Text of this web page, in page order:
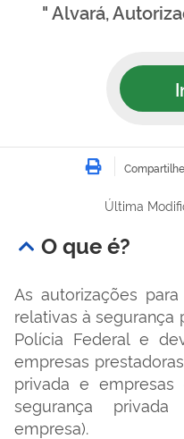
" Alvará,
Imprimir
Última
O que é?
As autorizações
relativas à segurança
Polícia Federal e
empresas
privada e
segurança
empresa).